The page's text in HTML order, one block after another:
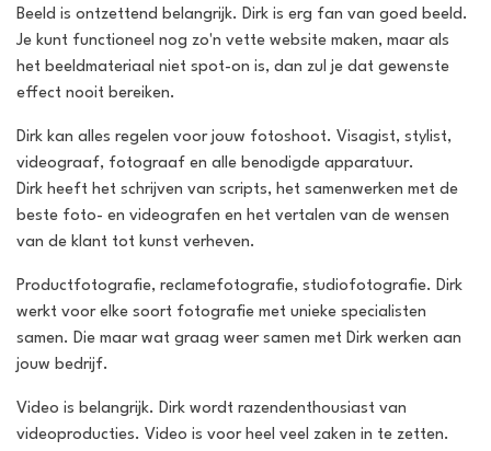
Beeld is ontzettend belangrijk. Dirk is erg fan van goed beeld.
Je kunt functioneel nog zo'n vette website maken, maar als
het beeldmateriaal niet spot-on is, dan zul je dat gewenste
effect nooit bereiken.
Dirk kan alles regelen voor jouw fotoshoot. Visagist, stylist,
videograaf, fotograaf en alle benodigde apparatuur.
Dirk heeft het schrijven van scripts, het samenwerken met de
beste foto- en videografen en het vertalen van de wensen
van de klant tot kunst verheven.
Productfotografie, reclamefotografie, studiofotografie. Dirk
werkt voor elke soort fotografie met unieke specialisten
samen. Die maar wat graag weer samen met Dirk werken aan
jouw bedrijf.
Video is belangrijk. Dirk wordt razendenthousiast van
videoproducties. Video is voor heel veel zaken in te zetten.